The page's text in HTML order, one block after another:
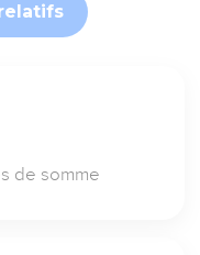
de somme